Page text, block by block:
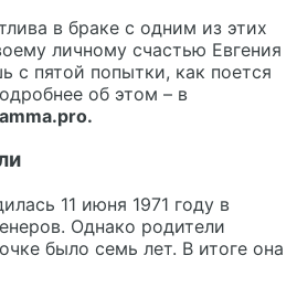
в браке с одним из этих
личному счастью Евгения
с пятой попытки, как поется
об этом – в
11 июня 1971 году в
Однако родители
было семь лет. В итоге она